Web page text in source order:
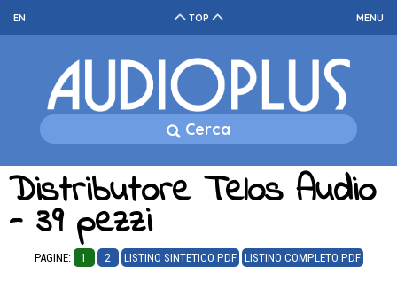
TOP MENU
EN
Cerca
Distributore Telos Audio
- 39 pezzi
PAGINE: 1 2 LISTINO SINTETICO PDF LISTINO COMPLETO PDF